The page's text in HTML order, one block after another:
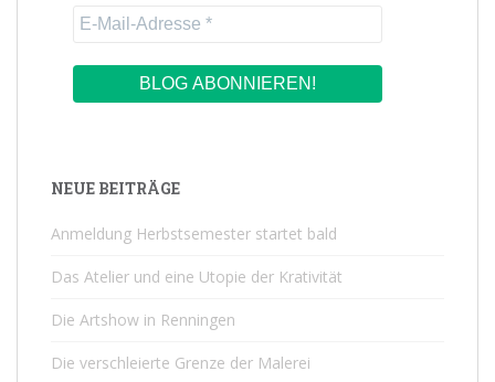
NEUE BEITRÄGE
Anmeldung Herbstsemester startet bald
Das Atelier und eine Utopie der Krativität
Die Artshow in Renningen
Die verschleierte Grenze der Malerei